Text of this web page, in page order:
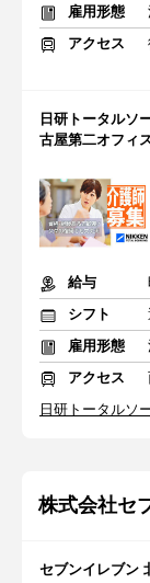
雇用形態
アクセス
日研トータル
古屋第二オフィ
給与
シフト
雇用形態
アクセス
日研トータルソ
株式会社セ
セブンイレブン